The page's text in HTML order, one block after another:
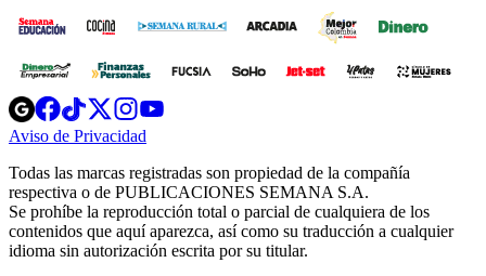
Opens
in
new
Opens
in
new
Opens
in
new
window
Opens
new
windowwindow
Aviso de Privacidad
new
window
Todas las marcas registradas son propiedad de la compañía
respectiva o de PUBLICACIONES SEMANA S.A.
Se prohíbe la reproducción total o parcial de cualquiera de los
contenidos que aquí aparezca, así como su traducción a cualquier
idioma sin autorización escrita por su titular.